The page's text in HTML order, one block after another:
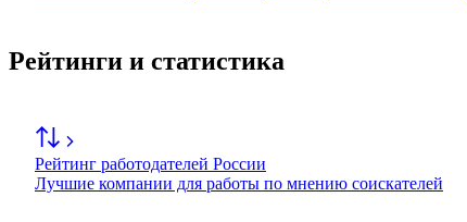
Рейтинги и статистика
Рейтинг работодателей России
Лучшие компании для работы по мнению соискателей